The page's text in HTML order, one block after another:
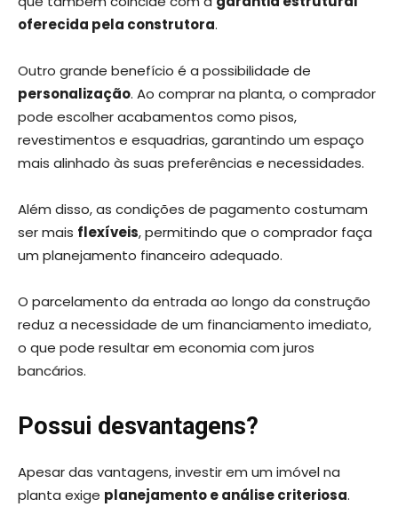
oferecida pela construtora.
Outro grande benefício é a possibilidade de
personalização. Ao comprar na planta, o comprador
pode escolher acabamentos como pisos,
revestimentos e esquadrias, garantindo um espaço
mais alinhado às suas preferências e necessidades.
Além disso, as condições de pagamento costumam
ser mais flexíveis, permitindo que o comprador faça
um planejamento financeiro adequado.
O parcelamento da entrada ao longo da construção
reduz a necessidade de um financiamento imediato,
o que pode resultar em economia com juros
bancários.
Possui desvantagens?
Apesar das vantagens, investir em um imóvel na
planta exige planejamento e análise criteriosa.